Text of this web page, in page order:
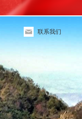
联系我们